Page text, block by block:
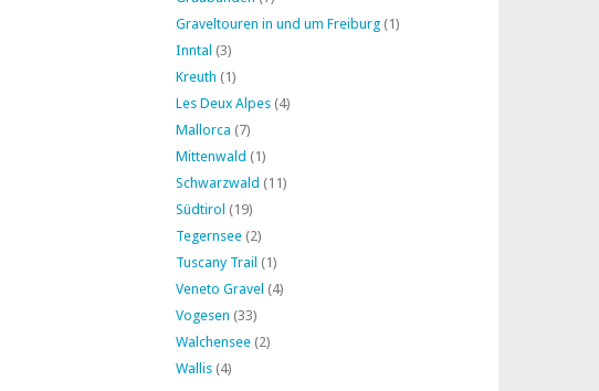
Graveltouren in und um Freiburg (1)
Inntal (3)
Kreuth (1)
Les Deux Alpes (4)
Mallorca (7)
Mittenwald (1)
Schwarzwald (11)
Südtirol (19)
Tegernsee (2)
Tuscany Trail (1)
Veneto Gravel (4)
Vogesen (33)
Walchensee (2)
Wallis (4)